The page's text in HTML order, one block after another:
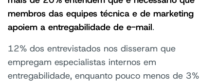
membros das equipes técnica e de marketing
apoiem a entregabilidade de e-mail.
12% dos entrevistados nos disseram que
empregam especialistas internos em
entregabilidade, enquanto pouco menos de 3%